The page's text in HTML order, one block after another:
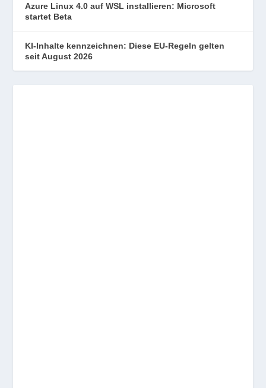
Azure Linux 4.0 auf WSL installieren: Microsoft
startet Beta
KI-Inhalte kennzeichnen: Diese EU-Regeln gelten
seit August 2026